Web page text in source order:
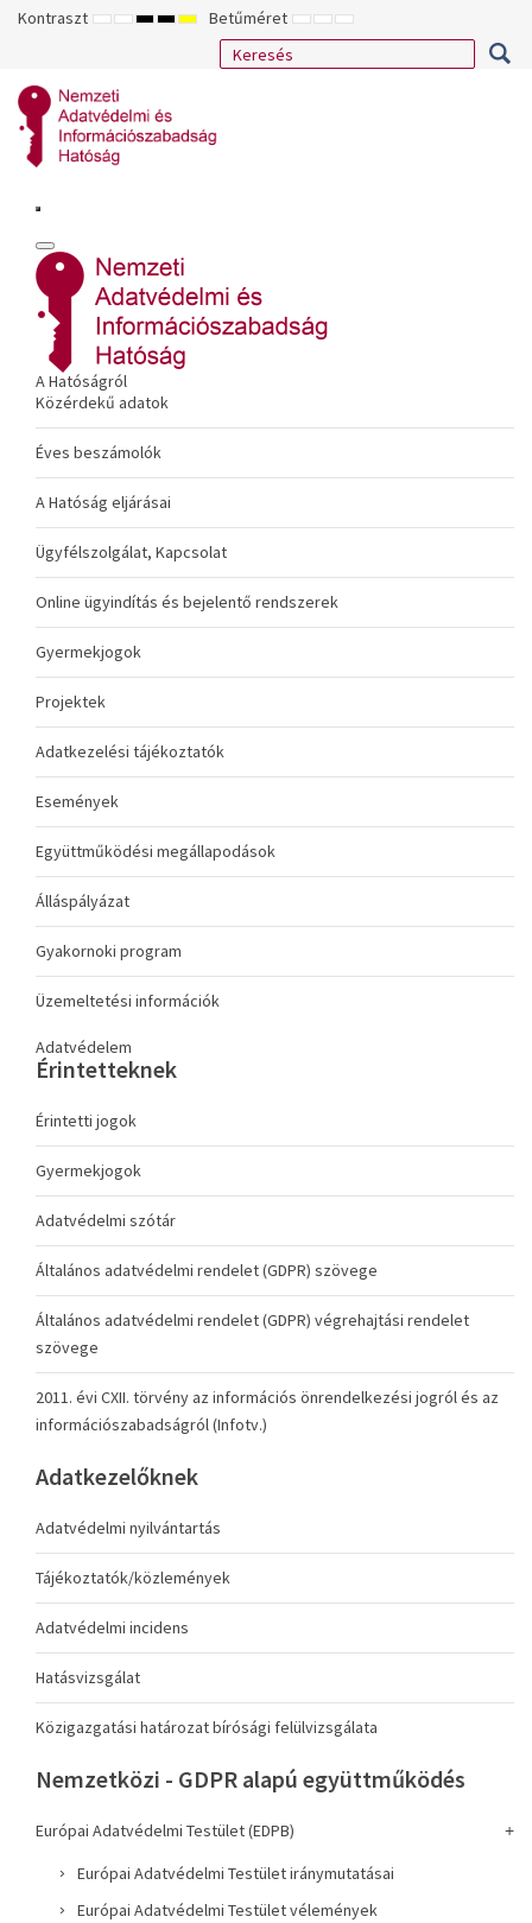
Kontraszt ALAPÉRTELMEZETT
ÉJSZAKAI
NAGY
KONTRASZTÚ
NAGY
KONTRASZTÚ
NAGY
KONTRASZTÚ
SÁRGA
FEKETE
Betűméret KISEBB
BETŰTÍPUS
ALAPÉRTELMEZETT
BETŰMÉRET
NAGYOBB
BETŰMÉRET
A Hatóságról
Közérdekű adatok
Éves beszámolók
A Hatóság eljárásai
Ügyfélszolgálat, Kapcsolat
Online ügyindítás és bejelentő rendszerek
Gyermekjogok
Projektek
Adatkezelési tájékoztatók
Események
Együttműködési megállapodások
Álláspályázat
Gyakornoki program
Üzemeltetési információk
Adatvédelem
Érintetteknek
Érintetti jogok
Gyermekjogok
Adatvédelmi szótár
Általános adatvédelmi rendelet (GDPR) szövege
Általános adatvédelmi rendelet (GDPR) végrehajtási rendelet
szövege
2011. évi CXII. törvény az információs önrendelkezési jogról és az
információszabadságról (Infotv.)
Adatkezelőknek
Adatvédelmi nyilvántartás
Tájékoztatók/közlemények
Adatvédelmi incidens
Hatásvizsgálat
Közigazgatási határozat bírósági felülvizsgálata
Nemzetközi - GDPR alapú együttműködés
Európai Adatvédelmi Testület (EDPB)
Európai Adatvédelmi Testület iránymutatásai
Európai Adatvédelmi Testület vélemények